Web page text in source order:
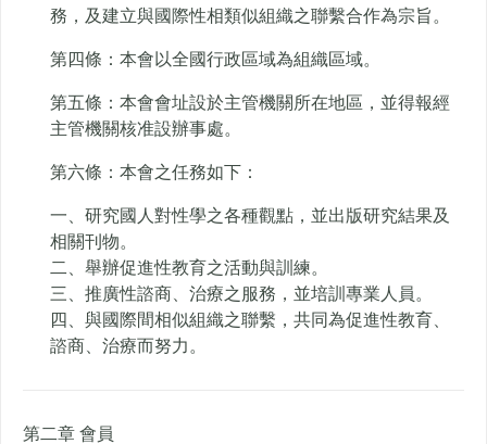
務，及建立與國際性相類似組織之聯繫合作為宗旨。
第四條：本會以全國行政區域為組織區域。
第五條：本會會址設於主管機關所在地區，並得報經
主管機關核准設辦事處。
第六條：本會之任務如下：
一、研究國人對性學之各種觀點，並出版研究結果及
相關刊物。
二、舉辦促進性教育之活動與訓練。
三、推廣性諮商、治療之服務，並培訓專業人員。
四、與國際間相似組織之聯繫，共同為促進性教育、
諮商、治療而努力。
第二章 會員